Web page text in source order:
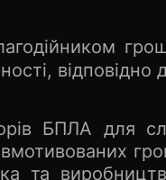
відповідно
БПЛА для
та